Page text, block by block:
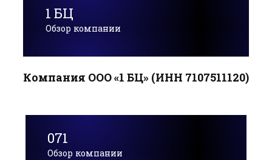
1 БЦ
Обзор компании
Компания ООО «1 БЦ» (ИНН 7107511120)
071
Обзор компании